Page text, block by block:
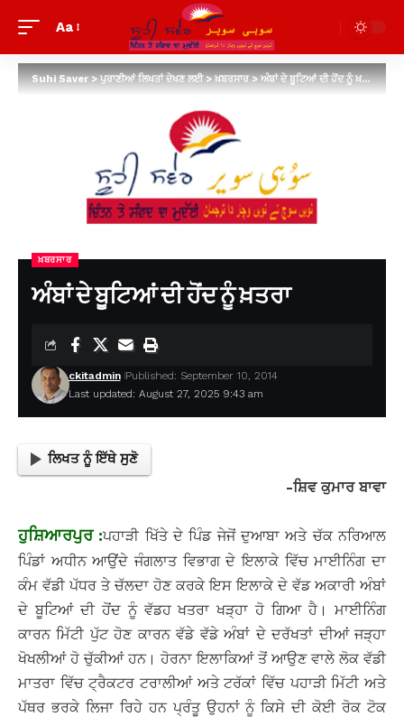
Aa
Suhi Saver>ਪੁਰਾਣੀਆਂ ਲਿਖਤਾਂ ਦੇਖਣ ਲਈ>ਖ਼ਬਰਸਾਰ>ਅੰਬਾਂ ਦੇ ਬੂਟਿਆਂ ਦੀ ਹੋਂਦ ਨੂੰ ਖ਼ਤਰਾ
ਖ਼ਬਰਸਾਰ
ਅੰਬਾਂ ਦੇ ਬੂਟਿਆਂ ਦੀ ਹੋਂਦ ਨੂੰ ਖ਼ਤਰਾ
Last updated: August 27, 2025 9:43 am
ckitadmin Published: September 10, 2014
ਲਿਖਤ ਨੂੰ ਇੱਥੇ ਸੁਣੋ
-ਸ਼ਿਵ ਕੁਮਾਰ ਬਾਵਾ
ਹੁਸ਼ਿਆਰਪੁਰ :ਪਹਾੜੀ ਖਿੱਤੇ ਦੇ ਪਿੰਡ ਜੇਜੋਂ ਦੁਆਬਾ ਅਤੇ ਚੱਕ ਨਰਿਆਲ
ਪਿੰਡਾਂ ਅਧੀਨ ਆਉਂਦੇ ਜੰਗਲਾਤ ਵਿਭਾਗ ਦੇ ਇਲਾਕੇ ਵਿੱਚ ਮਾਈਨਿੰਗ ਦਾ
ਕੰਮ ਵੱਡੀ ਪੱਧਰ ਤੇ ਚੱਲਦਾ ਹੋਣ ਕਰਕੇ ਇਸ ਇਲਾਕੇ ਦੇ ਵੱਡ ਅਕਾਰੀ ਅੰਬਾਂ
ਦੇ ਬੂਟਿਆਂ ਦੀ ਹੋਂਦ ਨੂੰ ਵੱਡਹ ਖਤਰਾ ਖੜ੍ਹਾ ਹੋ ਗਿਆ ਹੈ। ਮਾਈਨਿੰਗ
ਕਾਰਨ ਮਿੱਟੀ ਪੁੱਟ ਹੋਣ ਕਾਰਨ ਵੱਡੇ ਵੱਡੇ ਅੰਬਾਂ ਦੇ ਦਰੱਖਤਾਂ ਦੀਆਂ ਜੜ੍ਹਾ
ਖੋਖਲੀਆਂ ਹੋ ਚੁੱਕੀਆਂ ਹਨ। ਹੋਰਨਾ ਇਲਾਕਿਆਂ ਤੋਂ ਆਉਣ ਵਾਲੇ ਲੋਕ ਵੱਡੀ
ਮਾਤਰਾ ਵਿੱਚ ਟ੍ਰੈਕਟਰ ਟਰਾਲੀਆਂ ਅਤੇ ਟਰੱਕਾਂ ਵਿੱਚ ਪਹਾੜੀ ਮਿੱਟੀ ਅਤੇ
ਪੱਥਰ ਭਰਕੇ ਲਿਜਾ ਰਿਹੇ ਹਨ ਪ੍ਰੰਤੂ ਉਹਨਾਂ ਨੂੰ ਕਿਸੇ ਦੀ ਕੋਈ ਰੋਕ ਟੋਕ